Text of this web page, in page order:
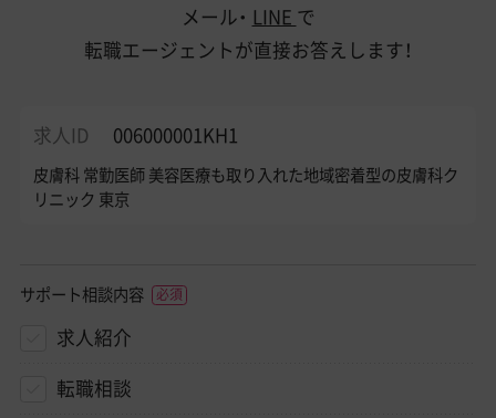
メール・ LINE で
転職エージェントが直接お答えします！
求人ID 006000001KH1
皮膚科 常勤医師 美容医療も取り入れた地域密着型の皮膚科ク
リニック 東京
サポート相談内容
求人紹介
転職相談